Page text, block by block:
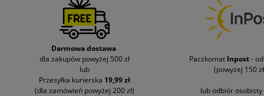
Darmowa dostawa
dla zakupów powyżej 500 zł
lub
Przesyłka kurierska 19,99 zł
(dla zamówień powyżej 200 zł)
Paczkomat Inpost-
(powyżej 150
lub odbiór